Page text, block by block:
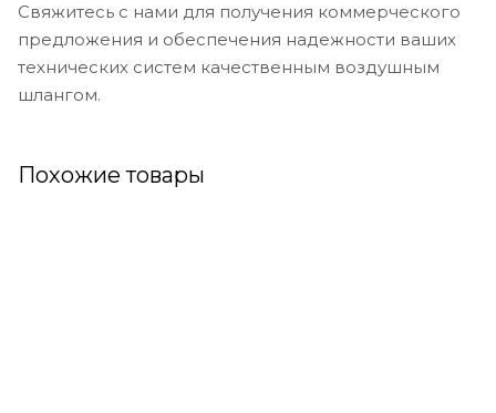
Свяжитесь с нами для получения коммерческого
предложения и обеспечения надежности ваших
технических систем качественным воздушным
шлангом.
Похожие товары